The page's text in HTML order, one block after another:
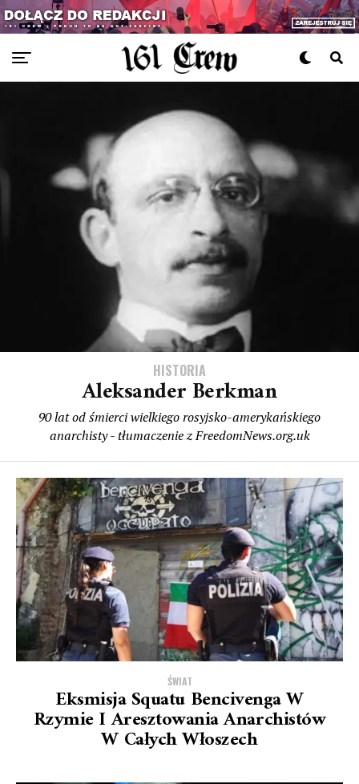
HISTORIA
Aleksander Berkman
90 lat od śmierci wielkiego rosyjsko-amerykańskiego
anarchisty - tłumaczenie z FreedomNews.org.uk
ŚWIAT
Eksmisja Squatu Bencivenga W
Rzymie I Aresztowania Anarchistów
W Całych Włoszech